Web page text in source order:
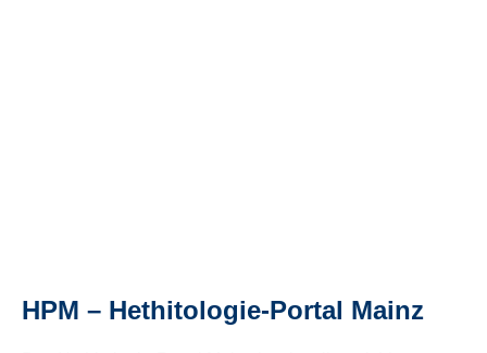
HPM – Hethitologie-Portal Mainz